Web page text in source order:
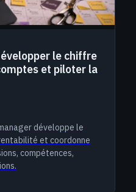
le chiffre
et piloter la
développe le
et coordonne
compétences,